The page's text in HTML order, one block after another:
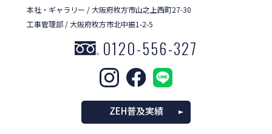
本社・ギャラリー / 大阪府枚方市山之上西町27-30
工事管理部 / 大阪府枚方市北中振1-2-5
0120-556-327
ZEH普及実績